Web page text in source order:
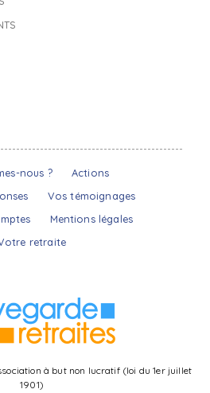
nous ?
Actions
Vos témoignages
Mentions légales
retraite
à but non lucratif (loi du 1er juillet
1901)